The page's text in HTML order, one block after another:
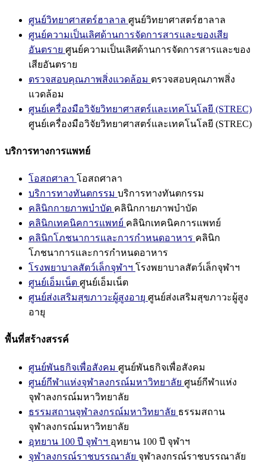
ศูนย์วิทยาศาสตร์ฮาลาล ศูนย์วิทยาศาสตร์ฮาลาล
ศูนย์ความเป็นเลิศด้านการจัดการสารและของเสีย
อันตราย ศูนย์ความเป็นเลิศด้านการจัดการสารและของ
เสียอันตราย
ตรวจสอบคุณภาพสิ่งแวดล้อม ตรวจสอบคุณภาพสิ่ง
แวดล้อม
ศูนย์เครื่องมือวิจัยวิทยาศาสตร์และเทคโนโลยี (STREC)
ศูนย์เครื่องมือวิจัยวิทยาศาสตร์และเทคโนโลยี (STREC)
บริการทางการแพทย์
โอสถศาลา โอสถศาลา
บริการทางทันตกรรม บริการทางทันตกรรม
คลินิกกายภาพบำบัด คลินิกกายภาพบำบัด
คลินิกเทคนิคการแพทย์ คลินิกเทคนิคการแพทย์
คลินิกโภชนาการและการกำหนดอาหาร คลินิก
โภชนาการและการกำหนดอาหาร
โรงพยาบาลสัตว์เล็กจุฬาฯ โรงพยาบาลสัตว์เล็กจุฬาฯ
ศูนย์เอ็มเน็ต ศูนย์เอ็มเน็ต
ศูนย์ส่งเสริมสุขภาวะผู้สูงอายุ ศูนย์ส่งเสริมสุขภาวะผู้สูง
อายุ
พื้นที่สร้างสรรค์
ศูนย์พันธกิจเพื่อสังคม ศูนย์พันธกิจเพื่อสังคม
ศูนย์กีฬาแห่งจุฬาลงกรณ์มหาวิทยาลัย ศูนย์กีฬาแห่ง
จุฬาลงกรณ์มหาวิทยาลัย
ธรรมสถานจุฬาลงกรณ์มหาวิทยาลัย ธรรมสถาน
จุฬาลงกรณ์มหาวิทยาลัย
อุทยาน 100 ปี จุฬาฯ อุทยาน 100 ปี จุฬาฯ
จุฬาลงกรณ์ราชบรรณาลัย จุฬาลงกรณ์ราชบรรณาลัย